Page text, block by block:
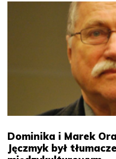
Dominika i Marek
Jęczmyk był